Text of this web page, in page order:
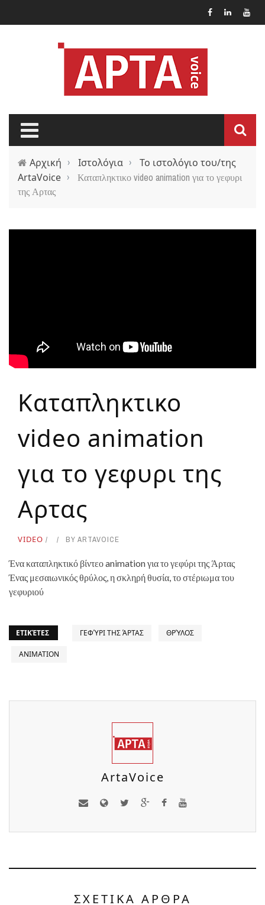
Αρχική › Ιστολόγια ›
Το ιστολόγιο του/της
ArtaVoice ›
Καταπληκτικο video animation για το γεφυρι
της Αρτας
Καταπληκτικο
video animation
για το γεφυρι της
Αρτας
VIDEO BY ARTAVOICE
Ένα καταπληκτικό βίντεο animation για το γεφύρι της Άρτας
Ένας μεσαιωνικός θρύλος, η σκληρή θυσία, το στέριωμα του
γεφυριού
ΕΤΙΚΈΤΕΣ ΓΕΦΎΡΙ ΤΗΣ ΆΡΤΑΣ ΘΡΎΛΟΣ
ANIMATION
ArtaVoice
ΣΧΕΤΙΚΑ ΑΡΘΡΑ